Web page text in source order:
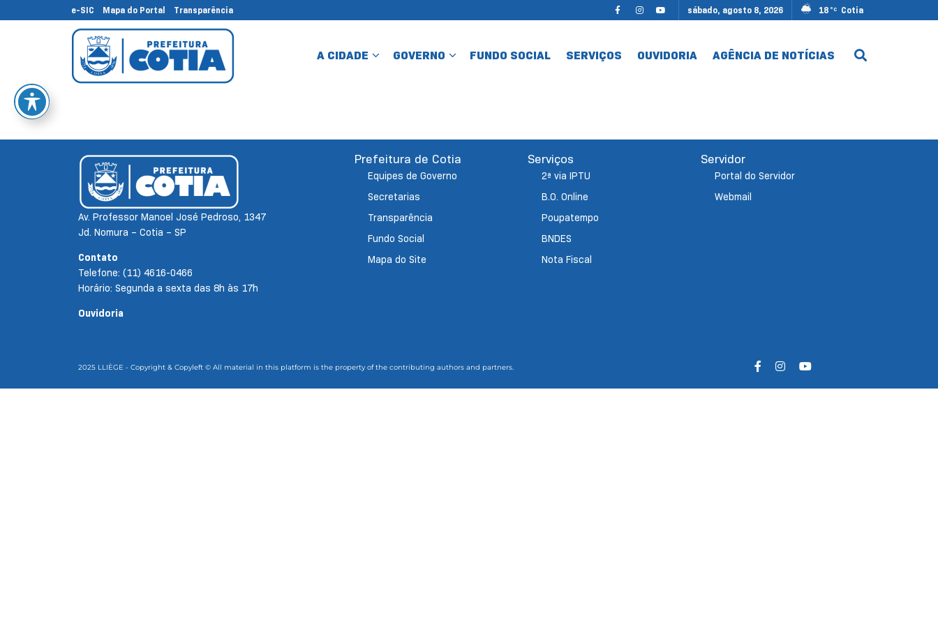
e-SIC Mapa do Portal Transparência sábado, agosto 8, 2026 18 °C Cotia
A CIDADE GOVERNO FUNDO SOCIAL SERVIÇOS OUVIDORIA AGÊNCIA DE NOTÍCIAS
Av. Professor Manoel José Pedroso, 1347
Jd. Nomura – Cotia – SP
Contato
Telefone: (11) 4616-0466
Horário: Segunda a sexta das 8h às 17h
Ouvidoria
Prefeitura de Cotia
Equipes de Governo
Secretarias
Transparência
Fundo Social
Mapa do Site
Serviços
2ª via IPTU
B.O. Online
Poupatempo
BNDES
Nota Fiscal
Servidor
Portal do Servidor
Webmail
2025 LLIÈGE - Copyright & Copyleft © All material in this platform is the property of the contributing authors and partners.